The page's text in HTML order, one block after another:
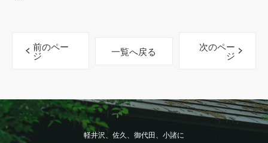
前のペー
ジ 一覧へ戻る 次のペー
ジ
軽井沢、佐久、御代田、小諸に